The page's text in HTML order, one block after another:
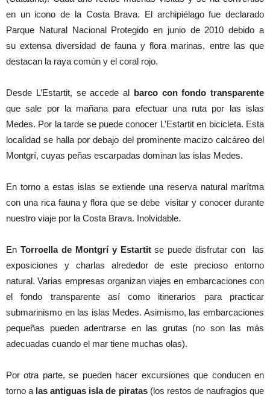
en un icono de la Costa Brava. El archipiélago fue declarado
Parque Natural Nacional Protegido en junio de 2010 debido a
su extensa diversidad de fauna y flora marinas, entre las que
destacan la raya común y el coral rojo.
Desde L’Estartit, se accede al barco con fondo transparente
que sale por la mañana para efectuar una ruta por las islas
Medes. Por la tarde se puede conocer L’Estartit en bicicleta. Esta
localidad se halla por debajo del prominente macizo calcáreo del
Montgrí, cuyas peñas escarpadas dominan las islas Medes.
En torno a estas islas se extiende una reserva natural marítma
con una rica fauna y flora que se debe visitar y conocer durante
nuestro viaje por la Costa Brava. Inolvidable.
En Torroella de Montgrí y Estartitse puede disfrutar con las
exposiciones y charlas alrededor de este precioso entorno
natural. Varias empresas organizan viajes en embarcaciones con
el fondo transparente así como itinerarios para practicar
submarinismo en las islas Medes. Asimismo, las embarcaciones
pequeñas pueden adentrarse en las grutas (no son las más
adecuadas cuando el mar tiene muchas olas).
Por otra parte, se pueden hacer excursiones que conducen en
torno a las antiguas isla de piratas(los restos de naufragios que